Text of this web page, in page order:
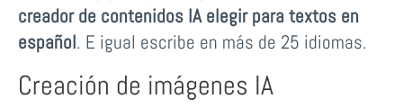
creador de contenidos IA elegir para textos en
español. E igual escribe en más de 25 idiomas.
Creación de imágenes IA